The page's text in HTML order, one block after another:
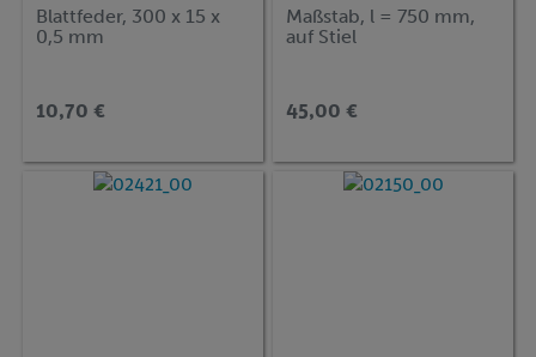
Blattfeder, 300 x 15 x
0,5 mm
10,70 €
Maßstab, l = 750 mm,
auf Stiel
45,00 €